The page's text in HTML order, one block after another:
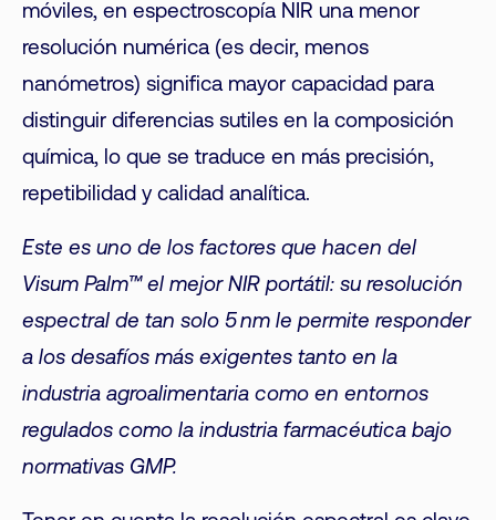
móviles, en espectroscopía NIR una menor
resolución numérica (es decir, menos
nanómetros) significa mayor capacidad para
distinguir diferencias sutiles en la composición
química, lo que se traduce en más precisión,
repetibilidad y calidad analítica.
Este es uno de los factores que hacen del
Visum Palm™ el mejor NIR portátil: su resolución
espectral de tan solo 5 nm le permite responder
a los desafíos más exigentes tanto en la
industria agroalimentaria como en entornos
regulados como la industria farmacéutica bajo
normativas GMP.